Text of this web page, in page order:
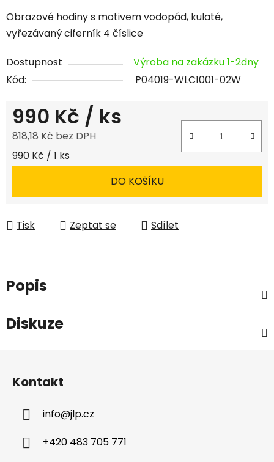
Obrazové hodiny s motivem vodopád, kulaté,
vyřezávaný ciferník 4 číslice
Dostupnost
Výroba na zakázku 1-2dny
Kód:
P04019-WLC1001-02W
990 Kč / ks
818,18 Kč bez DPH
Měrná cena:
990 Kč / 1 ks
DO KOŠÍKU
Tisk Zeptat se Sdílet
Popis
Diskuze
Kontakt
info@jlp.cz
+420 483 705 771